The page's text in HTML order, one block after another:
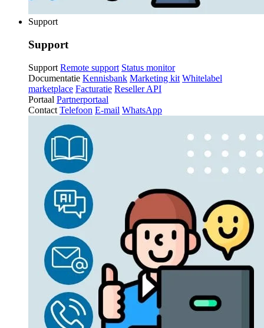
Support
Support
Support Remote support Status monitor
Documentatie Kennisbank Marketing kit Whitelabel
marketplace Facturatie Reseller API
Portaal Partnerportaal
Contact Telefoon E-mail WhatsApp